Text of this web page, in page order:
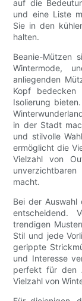
auf die
und eine Liste
Sie in den
halten.
Beanie-Mützen
Wintermode,
anliegenden
Kopf
Isolierung
in der Stadt
und stilvolle
ermöglicht die
Vielzahl von
macht.
Bei der
entscheidend.
trendigen
Stil und jede
gerippte
und Interesse
perfekt für den
Vielzahl von